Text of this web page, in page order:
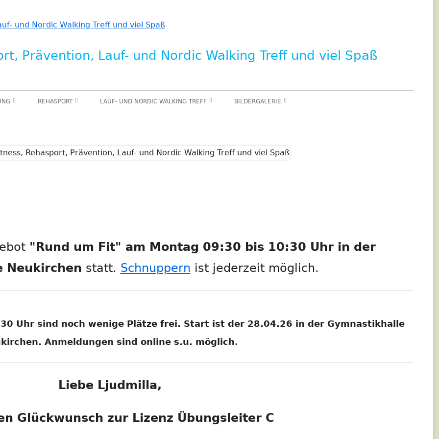
Prävention, Lauf- und Nordic Walking Treff und viel Spaß
REHASPORT
BEWEGUNGSAPPARAT
RUNDUM FIT
LAUF- UND NORDIC WALKING TREFF
LAUFANFÄNGER
BILDERGALERIE
NEUKIRCHEN
2014 WANDERUNG WILDPARK
2011 GRENZWANDERUNG
"Rund um Fit" am Montag 09:30 bis 10:30 Uhr in der
Neukirchen statt. Schnuppern ist jederzeit möglich.
Uhr sind noch wenige Plätze frei. Start ist der 28.04.26 in der Gymnastikhalle
Anmeldungen sind online s.u. möglich.
Liebe Ljudmilla,
Glückwunsch zur Lizenz Übungsleiter C